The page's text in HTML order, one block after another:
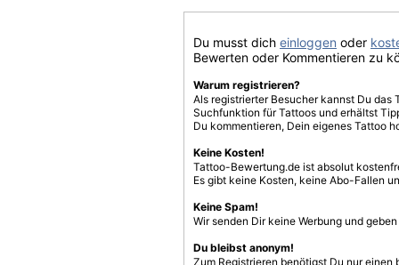
Du musst dich einloggen oder
Bewerten oder Kommentieren zu
Warum registrieren?
Als registrierter Besucher kannst Du
Suchfunktion für Tattoos und erhältst
Du kommentieren, Dein eigenes Tattoo
Keine Kosten!
Tattoo-Bewertung.de ist absolut
Es gibt keine Kosten, keine Abo-Fallen
Keine Spam!
Wir senden Dir keine Werbung und
Du bleibst anonym!
Zum Registrieren benötigst Du nur einen